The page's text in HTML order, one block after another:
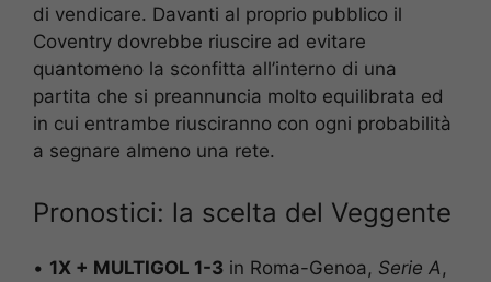
di vendicare. Davanti al proprio pubblico il
Coventry dovrebbe riuscire ad evitare
quantomeno la sconfitta all’interno di una
partita che si preannuncia molto equilibrata ed
in cui entrambe riusciranno con ogni probabilità
a segnare almeno una rete.
Pronostici: la scelta del Veggente
• 1X + MULTIGOL 1-3 in Roma-Genoa, Serie A ,